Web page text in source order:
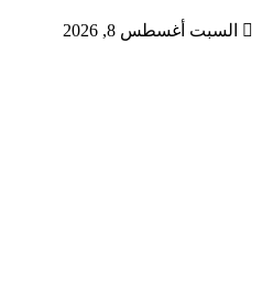
السبت أغسطس 8, 2026